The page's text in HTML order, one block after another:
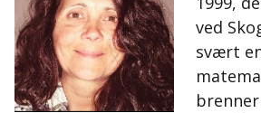
ved
svært